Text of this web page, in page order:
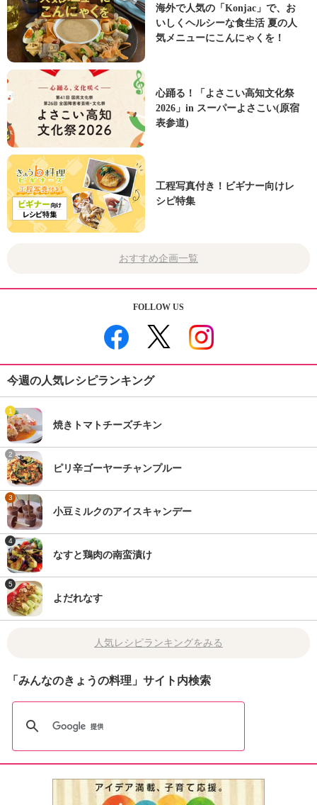
海外で人気の「Konjac」で、お
いしくヘルシーな食生活 夏の人
気メニューにこんにゃくを！
心踊る！「よさこい高知文化祭
2026」in スーパーよさこい(原宿
表参道)
工程写真付き！ビギナー向けレ
シピ特集
おすすめ企画一覧
FOLLOW US
今週の人気レシピランキング
1
焼きトマトチーズチキン
2
ピリ辛ゴーヤーチャンプルー
3
小豆ミルクのアイスキャンデー
4
なすと鶏肉の南蛮漬け
5
よだれなす
人気レシピランキングをみる
「みんなのきょうの料理」サイト内検索